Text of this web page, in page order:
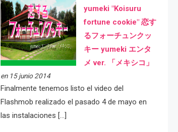
yumeki "Koisuru
fortune cookie" 恋す
るフォーチュンクッ
キー yumeki エンタ
メ ver. 「メキシコ」
en 15 junio 2014
Finalmente tenemos listo el video del
Flashmob realizado el pasado 4 de mayo en
las instalaciones […]